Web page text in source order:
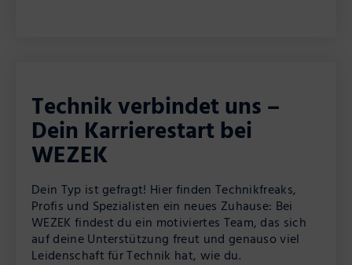
Technik verbindet uns –
Dein Karrierestart bei
WEZEK
Dein Typ ist gefragt! Hier finden Technikfreaks,
Profis und Spezialisten ein neues Zuhause: Bei
WEZEK findest du ein motiviertes Team, das sich
auf deine Unterstützung freut und genauso viel
Leidenschaft für Technik hat, wie du.